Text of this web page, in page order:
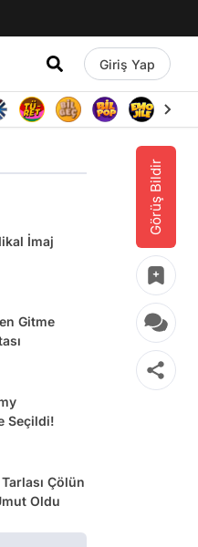
Giriş Yap
Görüş Bildir
İmaj
Gitme
Seçildi!
Çölün
Oldu